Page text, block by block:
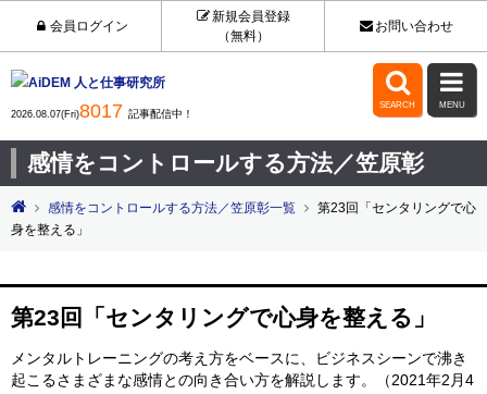
会員ログイン
新規会員登録
（無料）
お問い合わせ
2026.08.07(Fri)8017 記事配信中！

SEARCH

MENU
感情をコントロールする方法／笠原彰
感情をコントロールする方法／笠原彰一覧
第23回「センタリングで心
身を整える」
第23回「センタリングで心身を整える」
メンタルトレーニングの考え方をベースに、ビジネスシーンで沸き
起こるさまざまな感情との向き合い方を解説します。（2021年2月4